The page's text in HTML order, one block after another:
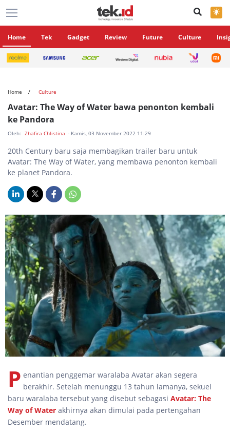
×
Home Tek Gadget Review Future Culture
Home Culture
Avatar: The Way of Water bawa penonton kembali
ke Pandora
Oleh: Zhafira Chlistina - Kamis, 03 November 2022 11:29
20th Century baru saja membagikan trailer baru untuk
Avatar: The Way of Water, yang membawa penonton kembali
ke planet Pandora.
P enantian penggemar waralaba Avatar akan segera
berakhir. Setelah menunggu 13 tahun lamanya, sekuel
baru waralaba tersebut yang disebut sebagasi Avatar: The
Way of Water akhirnya akan dimulai pada pertengahan
Desember mendatang.